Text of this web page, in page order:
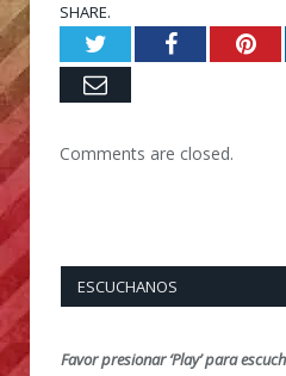
SHARE.
TwitterFacebook
Email
Comments are closed.
ESCUCHANOS
Favor presionar ‘Play’ para